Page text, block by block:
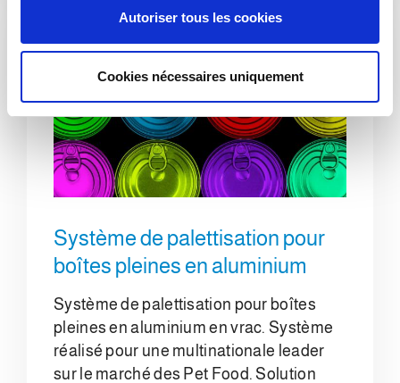
m
Autoriser tous les cookies
Cookies nécessaires uniquement
Système de palettisation pour
boîtes pleines en aluminium
Système de palettisation pour boîtes
pleines en aluminium en vrac. Système
réalisé pour une multinationale leader
sur le marché des Pet Food. Solution